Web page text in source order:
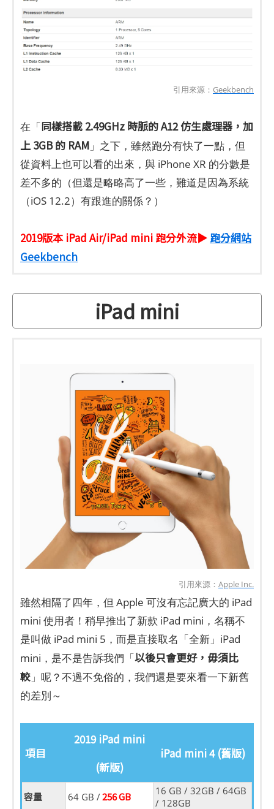
引用來源： Geekbench
在「同樣搭載 2.49GHz 時脈的 A12 仿生處理器，加
上 3GB 的 RAM 」之下，雖然跑分有快了一點，但
從資料上也可以看的出來，與 iPhone XR 的分數是
差不多的（但還是略略高了一些，難道是因為系統
（iOS 12.2）有跟進的關係？）
2019版本 iPad Air/iPad mini 跑分外流▶ 跑分網站
Geekbench
iPad mini
引用來源： Apple Inc.
雖然相隔了四年，但 Apple 可沒有忘記廣大的 iPad
mini 使用者！稍早推出了新款 iPad mini，名稱不
是叫做 iPad mini 5，而是直接取名「全新」iPad
mini，是不是告訴我們「以後只會更好，毋須比
較 」呢？不過不免俗的，我們還是要來看一下新舊
的差別～
項目
2019 iPad mini
(新版)
iPad mini 4 (舊版)
容量 64 GB /256 GB
16 GB / 32GB / 64GB
/ 128GB